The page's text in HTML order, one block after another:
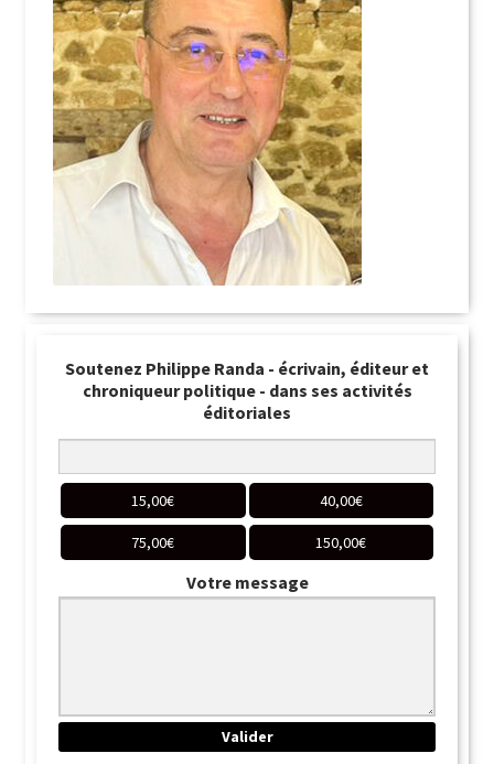
Soutenez Philippe Randa - écrivain, éditeur et
chroniqueur politique - dans ses activités
éditoriales
15,00€ 40,00€
75,00€ 150,00€
Votre message